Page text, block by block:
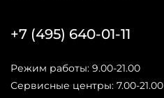
+7 (495) 640-01-11
Режим работы: 9.00-21.00
Сервисные центры: 7.00-21.00